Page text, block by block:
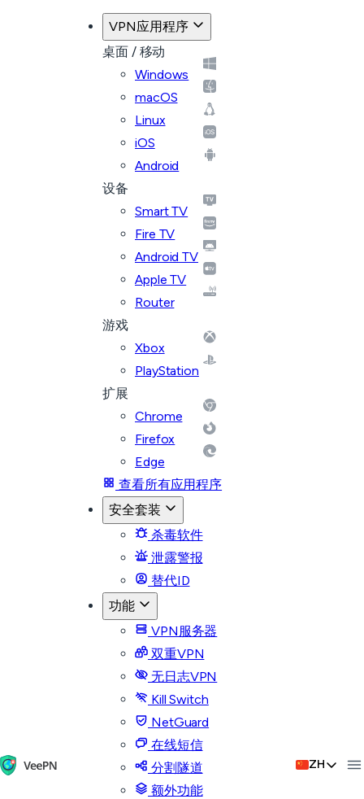
VPN应用程序
桌面 / 移动
Windows
macOS
Linux
iOS
Android
设备
Smart TV
Fire TV
Android TV
Apple TV
Router
游戏
Xbox
PlayStation
扩展
Chrome
Firefox
Edge
查看所有应用程序
安全套装
杀毒软件
泄露警报
替代ID
功能
VPN服务器
双重VPN
无日志VPN
Kill Switch
NetGuard
在线短信
分割隧道
额外功能
ZH